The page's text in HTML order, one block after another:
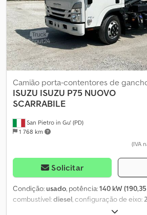
estado de conservação. Csdpjuiyaljfx Ah
San Pietro in Gu' (PD)
1 768 km
Camião porta-contentores de
ISUZU ISUZU P75 NUOVO
SCARRABILE
(IVA
Solicitar
Condição:usado, potência:140 kW
combustível:diesel, configuração de eixo:
, classe de